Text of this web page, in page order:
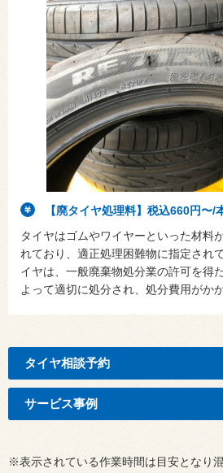
【廃タイヤ処理料】税込660円〜/
タイヤはゴムやワイヤーといった材料
れており、適正処理困難物に指定され
イヤは、一般廃棄物処分業の許可を得
よって適切に処分され、処分費用がか
タイヤ相談予約
サービス事例
※表示されている作業時間は目安となり